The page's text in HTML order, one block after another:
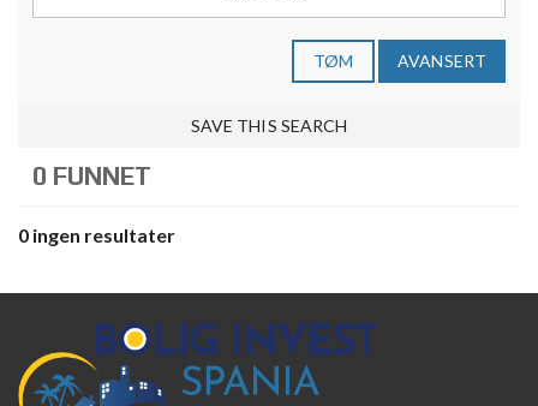
TØM AVANSERT
SAVE THIS SEARCH
0 FUNNET
0 ingen resultater